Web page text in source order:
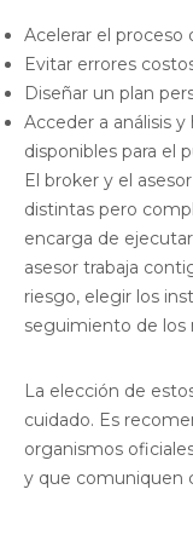
Acelerar el proceso
Evitar errores
Diseñar un plan
Acceder a análisis
disponibles para el
El broker y el
distintas pero
encarga de
asesor trabaja
riesgo, elegir los
seguimiento de los
La elección de
cuidado. Es
organismos
y que comuniquen